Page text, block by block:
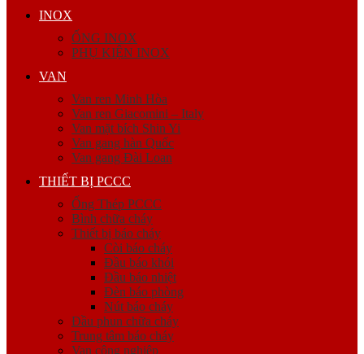
INOX
ỐNG INOX
PHỤ KIỆN INOX
VAN
Van ren Minh Hòa
Van ren Giacomini – Italy
Van mặt bích Shin Yi
Van gang hàn Quốc
Van gang Đài Loan
THIẾT BỊ PCCC
Ống Thép PCCC
Bình chữa cháy
Thiết bị báo cháy
Còi báo cháy
Đầu báo khói
Đầu báo nhiệt
Đèn báo phòng
Nút báo cháy
Đầu phun chữa cháy
Trung tâm báo cháy
Van công nghiệp